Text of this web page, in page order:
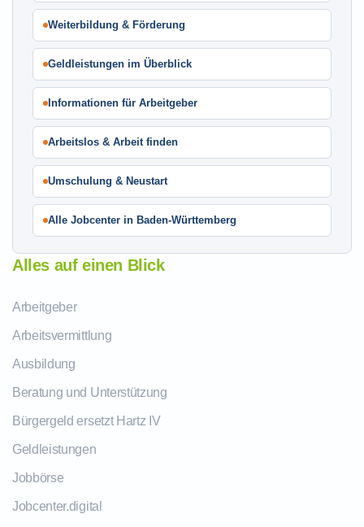
Weiterbildung & Förderung
Geldleistungen im Überblick
Informationen für Arbeitgeber
Arbeitslos & Arbeit finden
Umschulung & Neustart
Alle Jobcenter in Baden-Württemberg
Alles auf einen Blick
Arbeitgeber
Arbeitsvermittlung
Ausbildung
Beratung und Unterstützung
Bürgergeld ersetzt Hartz IV
Geldleistungen
Jobbörse
Jobcenter.digital